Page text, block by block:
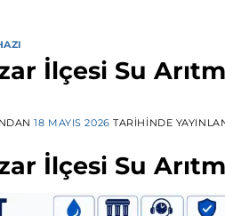
İlçesi Su
18 MAYIS 2026 TARIHINDE
İlçesi Su